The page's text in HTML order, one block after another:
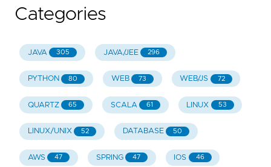
Categories
JAVA 305 JAVA/JEE 296
PYTHON 80 WEB 73 WEB/JS 72
QUARTZ 65 SCALA 61 LINUX 53
LINUX/UNIX 52 DATABASE 50
AWS 47 SPRING 47 IOS 46